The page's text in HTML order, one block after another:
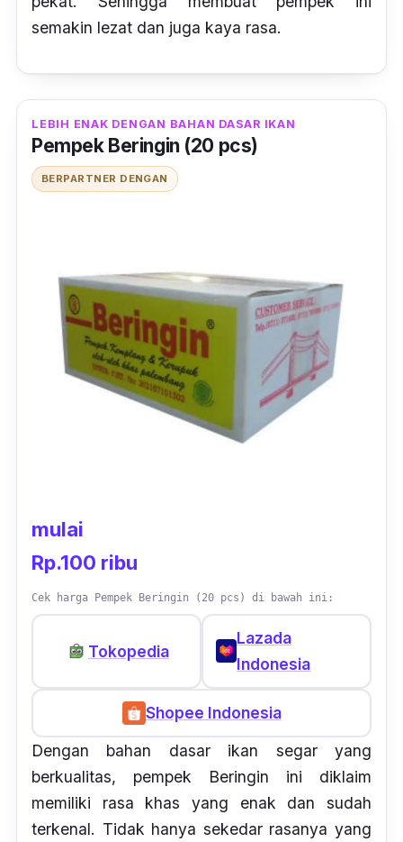
semakin lezat dan juga kaya rasa.
LEBIH ENAK DENGAN BAHAN DASAR IKAN
Pempek Beringin (20 pcs)
BERPARTNER DENGAN
mulai
Rp.100 ribu
Cek harga Pempek Beringin (20 pcs) di bawah ini:
Tokopedia
Lazada
Indonesia
Shopee Indonesia
Dengan bahan dasar ikan segar yang
berkualitas, pempek Beringin ini diklaim
memiliki rasa khas yang enak dan sudah
terkenal. Tidak hanya sekedar rasanya yang